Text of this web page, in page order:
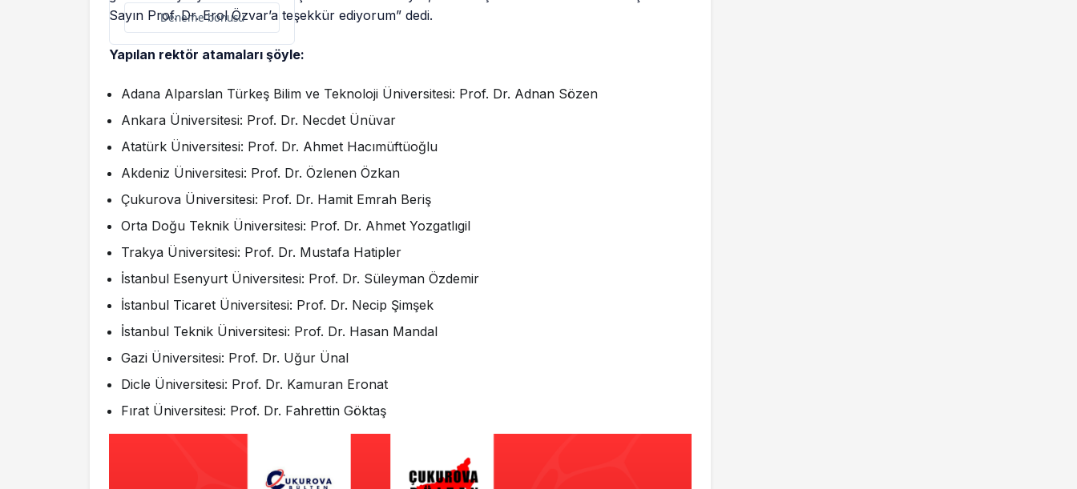
Deneme bonusu
Sayın Prof. Dr. Erol Özvar’a teşekkür ediyorum” dedi.
Yapılan rektör atamaları şöyle:
Adana Alparslan Türkeş Bilim ve Teknoloji Üniversitesi: Prof. Dr. Adnan Sözen
Ankara Üniversitesi: Prof. Dr. Necdet Ünüvar
Atatürk Üniversitesi: Prof. Dr. Ahmet Hacımüftüoğlu
Akdeniz Üniversitesi: Prof. Dr. Özlenen Özkan
Çukurova Üniversitesi: Prof. Dr. Hamit Emrah Beriş
Orta Doğu Teknik Üniversitesi: Prof. Dr. Ahmet Yozgatlıgil
Trakya Üniversitesi: Prof. Dr. Mustafa Hatipler
İstanbul Esenyurt Üniversitesi: Prof. Dr. Süleyman Özdemir
İstanbul Ticaret Üniversitesi: Prof. Dr. Necip Şimşek
İstanbul Teknik Üniversitesi: Prof. Dr. Hasan Mandal
Gazi Üniversitesi: Prof. Dr. Uğur Ünal
Dicle Üniversitesi: Prof. Dr. Kamuran Eronat
Fırat Üniversitesi: Prof. Dr. Fahrettin Göktaş